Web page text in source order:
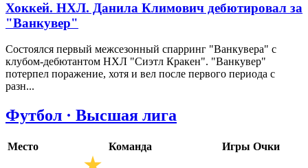
Хоккей. НХЛ. Данила Климович дебютировал за
"Ванкувер"
Состоялся первый межсезонный спарринг "Ванкувера" с
клубом-дебютантом НХЛ "Сиэтл Кракен". "Ванкувер"
потерпел поражение, хотя и вел после первого периода с
разн...
Футбол · Высшая лига
Место Команда Игры Очки